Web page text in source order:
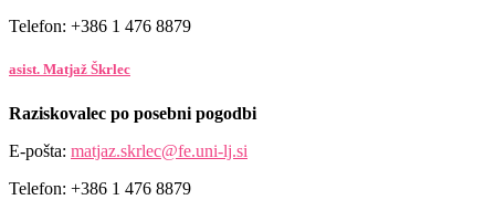
Telefon: +386 1 476 8879
asist. Matjaž Škrlec
Raziskovalec po posebni pogodbi
E-pošta: matjaz.skrlec@fe.uni-lj.si
Telefon: +386 1 476 8879